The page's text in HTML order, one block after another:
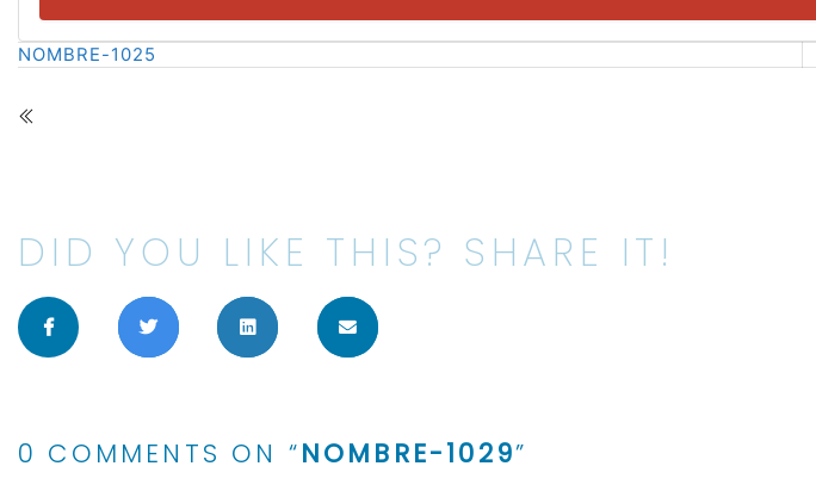
NOMBRE-1025
DID YOU LIKE THIS? SHARE IT!
0 COMMENTS ON “NOMBRE-1029”